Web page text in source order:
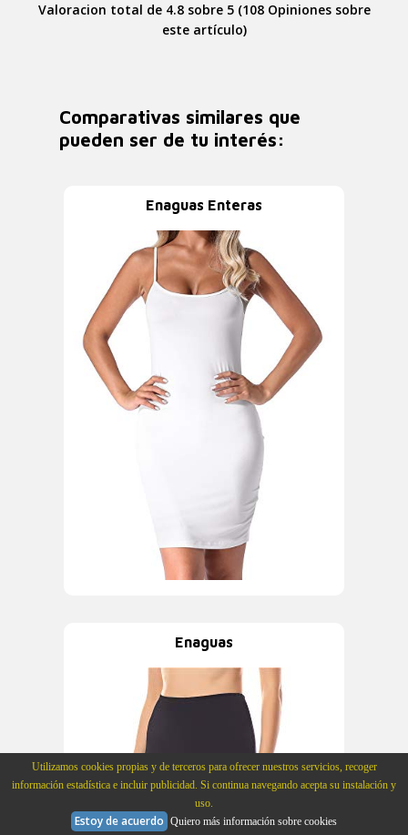
Valoracion total de 4.8 sobre 5 (108 Opiniones sobre
este artículo)
Comparativas similares que
pueden ser de tu interés:
Enaguas Enteras
Enaguas
Utilizamos cookies propias y de terceros para ofrecer nuestros servicios, recoger
información estadística e incluir publicidad. Si continua navegando acepta su instalación y
uso.
Estoy de acuerdo Quiero más información sobre cookies